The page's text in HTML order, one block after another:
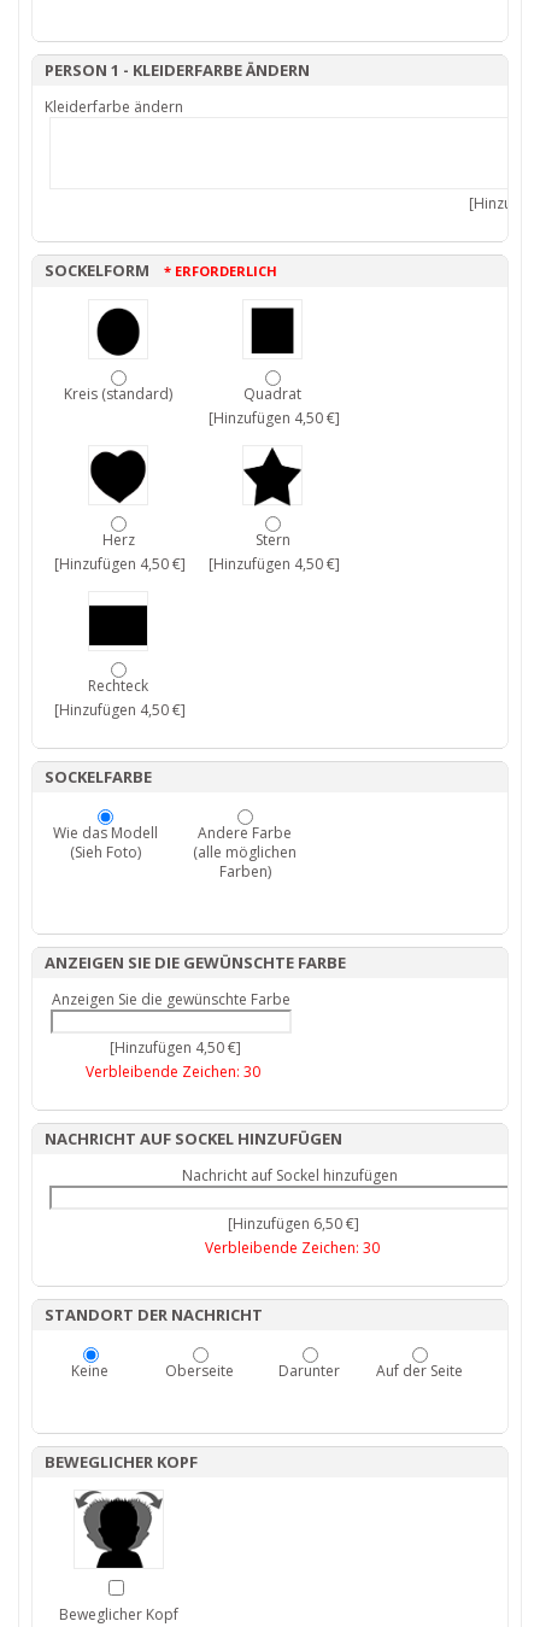
PERSON 1 - KLEIDERFARBE ÄNDERN
Kleiderfarbe ändern
SOCKELFORM * ERFORDERLICH
Kreis (standard)
Quadrat
[Hinzufügen 4,50 €]
Herz
[Hinzufügen 4,50 €]
Stern
[Hinzufügen 4,50 €]
Rechteck
[Hinzufügen 4,50 €]
SOCKELFARBE
Wie das Modell
(Sieh Foto)
Andere Farbe
(alle möglichen
Farben)
ANZEIGEN SIE DIE GEWÜNSCHTE FARBE
Anzeigen Sie die gewünschte Farbe
[Hinzufügen 4,50 €]
Verbleibende Zeichen: 30
NACHRICHT AUF SOCKEL HINZUFÜGEN
Nachricht auf Sockel hinzufügen
[Hinzufügen 6,50 €]
Verbleibende Zeichen: 30
STANDORT DER NACHRICHT
Keine Oberseite Darunter Auf der Seite
BEWEGLICHER KOPF
Beweglicher Kopf